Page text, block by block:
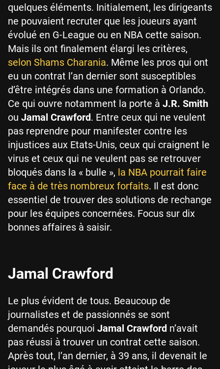
quelques éléments. Initialement, les dirigeants
ne pouvaient recruter que les joueurs ayant
évolué en G-League ou en NBA cette saison.
Mais ils ont finalement élargi les critères,
selon Shams Charania. Même les pros qui ont
eu un contrat l’an dernier sont susceptibles
d’être intégrés dans une formation à Orlando.
Ce qui ouvre notamment la porte à J.R. Smith
ou Jamal Crawford. Entre ceux qui ne veulent
pas reprendre pour manifester contre les
injustices aux Etats-Unis, ceux qui craignent le
virus et ceux qui ne veulent pas se retrouver
bloqués dans la « bulle », la NBA pourrait faire
face à de très nombreux forfaits. Il est donc
essentiel de trouver des solutions de rechange
pour les équipes concernées. Focus sur dix
bonnes affaires à saisir.
Jamal Crawford
Le plus évident de tous. Beaucoup de
journalistes et de passionnés se sont
demandés pourquoi Jamal Crawford n’avait
pas réussi à trouver un contrat cette saison.
Après tout, l’an dernier, à 39 ans, il devenait le